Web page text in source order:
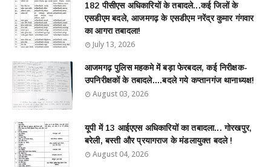
182 पीसीएस अधिकारियों के तबादले...कई जिलों के
एसडीएम बदले, आजमगढ़ के एसडीएम नरेंद्र कुमार गंगवार
का आगरा तबादला!
July 13, 2026
आजमगढ़ पुलिस महकमे में बड़ा फेरबदल, कई निरीक्षक-
उपनिरीक्षकों के तबादले....बदले गये कप्तानगंज थानाध्यक्ष!
August 03, 2026
यूपी में 13 आईएएस अधिकारियों का तबादला... गोरखपुर,
बरेली, बस्ती और प्रयागराज के मंडलायुक्त बदले !
August 04, 2026